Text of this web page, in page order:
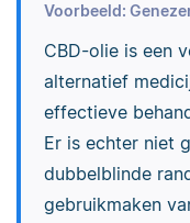
Voorbeeld:
CBD-olie is een
alternatief
effectieve
Er is echter niet
dubbelblinde
gebruikmaken